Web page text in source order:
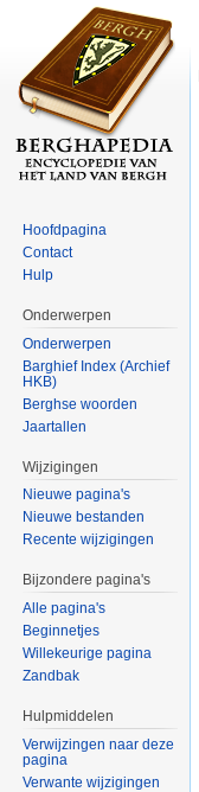
Hoofdpagina
Contact
Hulp
Onderwerpen
Onderwerpen
Barghief Index (Archief
HKB)
Berghse woorden
Jaartallen
Wijzigingen
Nieuwe pagina's
Nieuwe bestanden
Recente wijzigingen
Bijzondere pagina's
Alle pagina's
Beginnetjes
Willekeurige pagina
Zandbak
Hulpmiddelen
Verwijzingen naar deze
pagina
Verwante wijzigingen